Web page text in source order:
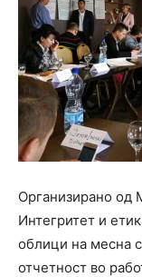
Организирано од
Интегритет и
облици на месна
отчетност во